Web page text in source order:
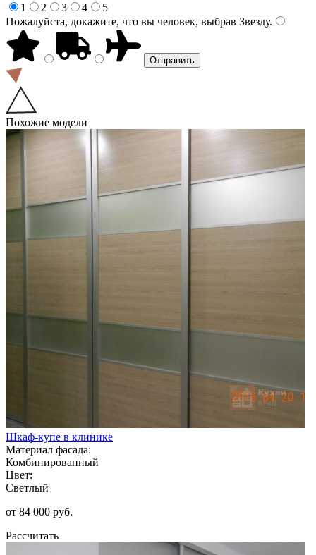
1
2 3 4
5
Пожалуйста, докажите, что вы человек, выбрав Звезду.
Похожие модели
Шкаф-купе в клинике
Материал фасада:
Комбинированный
Цвет:
Светлый
от 84 000 руб.
Рассчитать